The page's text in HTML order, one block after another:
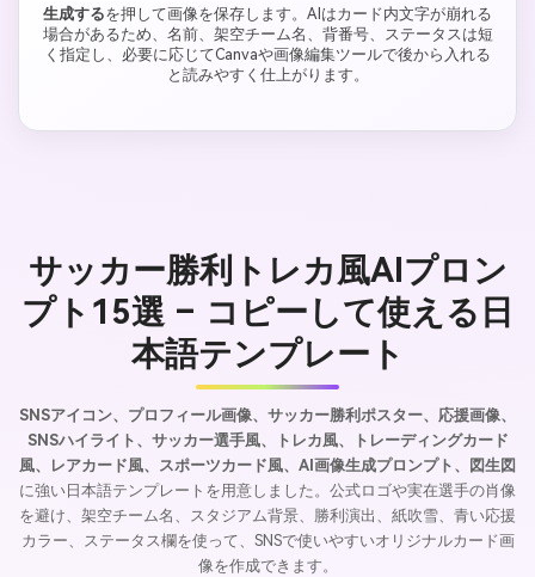
生成するを押して画像を保存します。AIはカード内文字が崩れる
場合があるため、名前、架空チーム名、背番号、ステータスは短
く指定し、必要に応じてCanvaや画像編集ツールで後から入れる
と読みやすく仕上がります。
サッカー勝利トレカ風AIプロン
プト15選 – コピーして使える日
本語テンプレート
SNSアイコン、プロフィール画像、サッカー勝利ポスター、応援画像、
SNSハイライト、サッカー選手風、トレカ風、トレーディングカード
風、レアカード風、スポーツカード風、AI画像生成プロンプト、図生図
に強い日本語テンプレートを用意しました。公式ロゴや実在選手の肖像
を避け、架空チーム名、スタジアム背景、勝利演出、紙吹雪、青い応援
カラー、ステータス欄を使って、SNSで使いやすいオリジナルカード画
像を作成できます。